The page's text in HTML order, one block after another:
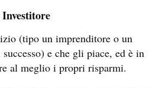
(tipo un imprenditore o un
e che gli piace, ed è in
al meglio i propri risparmi.